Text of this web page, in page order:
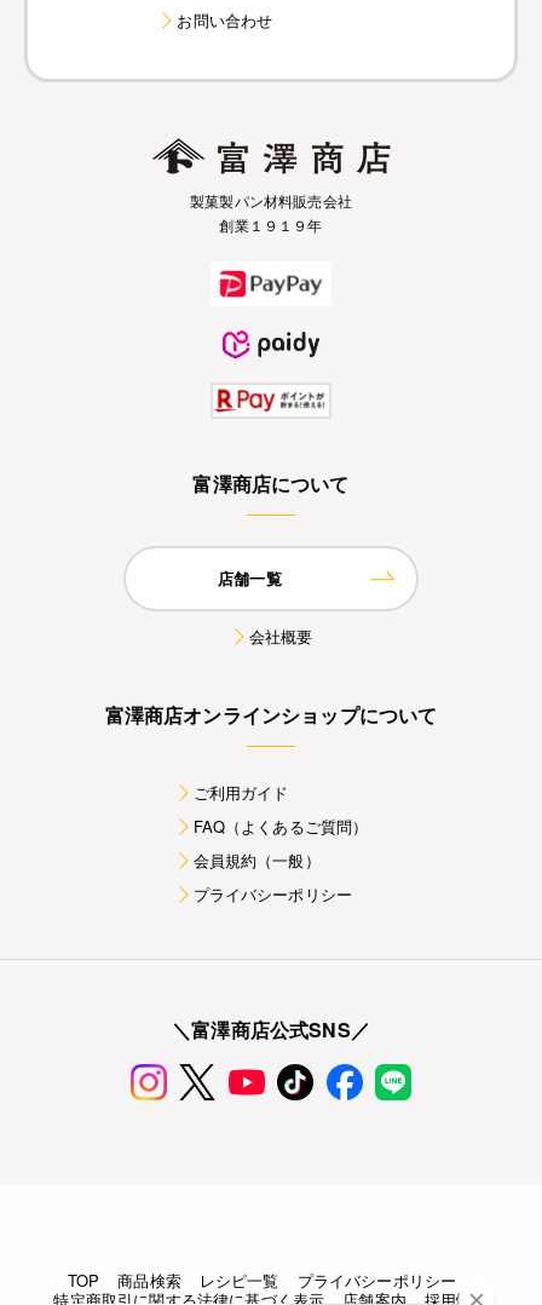
お問い合わせ
製菓製パン材料販売会社
創業１９１９年
富澤商店について
店舗一覧
会社概要
富澤商店オンラインショップについて
ご利用ガイド
FAQ（よくあるご質問）
会員規約（一般）
プライバシーポリシー
＼富澤商店公式SNS／
TOP 商品検索 レシピ一覧
プライバシーポリシー
特定商取引に関する法律に基づく表示
店舗案内 採用情報